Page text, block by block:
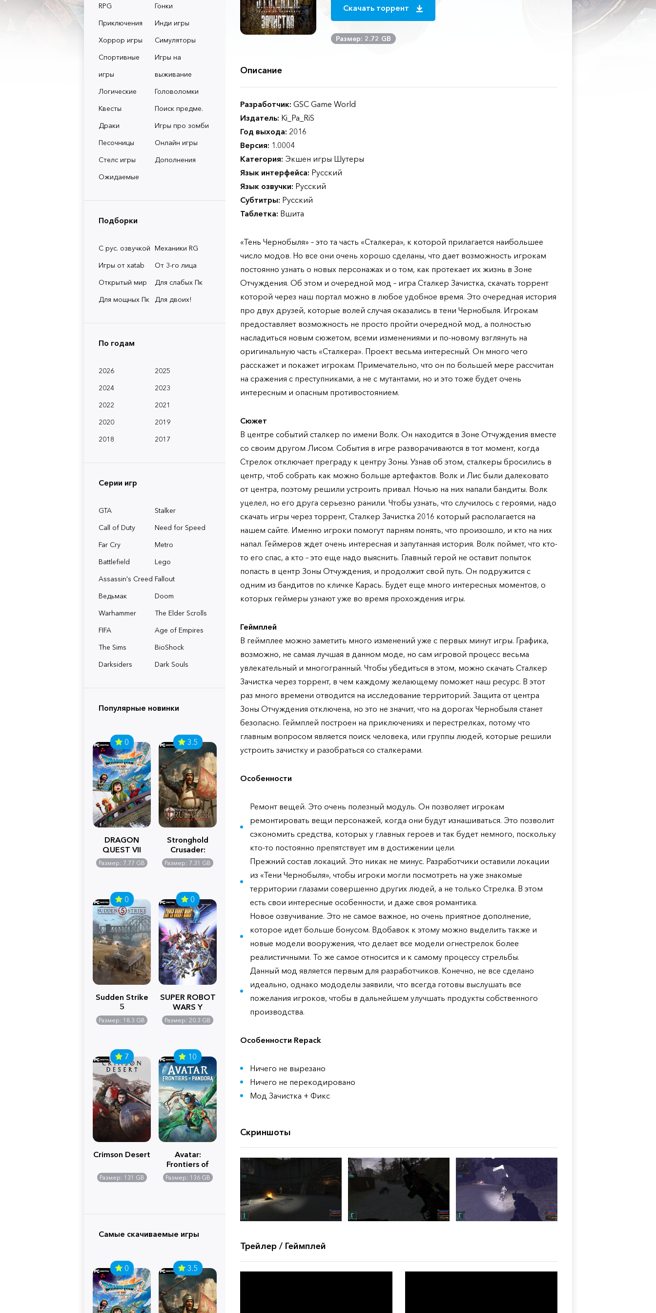
RPG
Гонки
Приключения
Инди игры
Хоррор игры
Симуляторы
Спортивные
игры
Игры на
выживание
Логические
Головоломки
Квесты
Поиск предме.
Драки
Игры про зомби
Песочницы
Онлайн игры
Стелс игры
Дополнения
Ожидаемые
Подборки
С рус. озвучкой Механики RG
Игры от xatab
От 3-го лица
Открытый мир
Для слабых Пк
Для мощных Пк
Для двоих!
По годам
2026
2025
2024
2023
2022
2021
2020
2019
2018
2017
Серии игр
GTA
Stalker
Call of Duty
Need for Speed
Far Cry
Metro
Battlefield
Lego
Assassin's Creed Fallout
Ведьмак
Doom
Warhammer
The Elder Scrolls
FIFA
Age of Empires
The Sims
BioShock
Darksiders
Dark Souls
Популярные новинки
0
DRAGON
QUEST VII
Reimagined
Размер: 7.77 GB
3.5
Stronghold
Crusader:
Definitive
Edition
Размер: 7.31 GB
0
Sudden Strike
5
Размер: 18.3 GB
0
SUPER ROBOT
WARS Y
Размер: 20.3 GB
7
Crimson Desert
Размер: 131 GB
10
Avatar:
Frontiers of
Pandora
Размер: 136 GB
Самые скачиваемые игры
0 3.5
Скачать торрент
Размер: 2.72 GB
Описание
Разработчик: GSC Game World
Издатель: Ki_Pa_RiS
Год выхода: 2016
Версия: 1.0004
Категория: Экшен игры Шутеры
Язык интерфейса: Русский
Язык озвучки: Русский
Субтитры: Русский
Таблетка: Вшита
«Тень Чернобыля» – это та часть «Сталкера», к которой прилагается наибольшее
число модов. Но все они очень хорошо сделаны, что дает возможность игрокам
постоянно узнать о новых персонажах и о том, как протекает их жизнь в Зоне
Отчуждения. Об этом и очередной мод – игра Сталкер Зачистка, скачать торрент
которой через наш портал можно в любое удобное время. Это очередная история
про двух друзей, которые волей случая оказались в тени Чернобыля. Игрокам
предоставляет возможность не просто пройти очередной мод, а полностью
насладиться новым сюжетом, всеми изменениями и по-новому взглянуть на
оригинальную часть «Сталкера». Проект весьма интересный. Он много чего
расскажет и покажет игрокам. Примечательно, что он по большей мере рассчитан
на сражения с преступниками, а не с мутантами, но и это тоже будет очень
интересным и опасным противостоянием.
Сюжет
В центре событий сталкер по имени Волк. Он находится в Зоне Отчуждения вместе
со своим другом Лисом. События в игре разворачиваются в тот момент, когда
Стрелок отключает преграду к центру Зоны. Узнав об этом, сталкеры бросились в
центр, чтоб собрать как можно больше артефактов. Волк и Лис были далековато
от центра, поэтому решили устроить привал. Ночью на них напали бандиты. Волк
уцелел, но его друга серьезно ранили. Чтобы узнать, что случилось с героями, надо
скачать игры через торрент, Сталкер Зачистка 2016 который располагается на
нашем сайте. Именно игроки помогут парням понять, что произошло, и кто на них
напал. Геймеров ждет очень интересная и запутанная история. Волк поймет, что кто-
то его спас, а кто – это еще надо выяснить. Главный герой не оставит попыток
попасть в центр Зоны Отчуждения, и продолжит свой путь. Он подружится с
одним из бандитов по кличке Карась. Будет еще много интересных моментов, о
которых геймеры узнают уже во время прохождения игры.
Геймплей
В геймплее можно заметить много изменений уже с первых минут игры. Графика,
возможно, не самая лучшая в данном моде, но сам игровой процесс весьма
увлекательный и многогранный. Чтобы убедиться в этом, можно скачать Сталкер
Зачистка через торрент, в чем каждому желающему поможет наш ресурс. В этот
раз много времени отводится на исследование территорий. Защита от центра
Зоны Отчуждения отключена, но это не значит, что на дорогах Чернобыля станет
безопасно. Геймплей построен на приключениях и перестрелках, потому что
главным вопросом является поиск человека, или группы людей, которые решили
устроить зачистку и разобраться со сталкерами.
Особенности
Ремонт вещей. Это очень полезный модуль. Он позволяет игрокам
ремонтировать вещи персонажей, когда они будут изнашиваться. Это позволит
сэкономить средства, которых у главных героев и так будет немного, поскольку
кто-то постоянно препятствует им в достижении цели.
Прежний состав локаций. Это никак не минус. Разработчики оставили локации
из «Тени Чернобыля», чтобы игроки могли посмотреть на уже знакомые
территории глазами совершенно других людей, а не только Стрелка. В этом
есть свои интересные особенности, и даже своя романтика.
Новое озвучивание. Это не самое важное, но очень приятное дополнение,
которое идет больше бонусом. Вдобавок к этому можно выделить также и
новые модели вооружения, что делает все модели огнестрелок более
реалистичными. То же самое относится и к самому процессу стрельбы.
Данный мод является первым для разработчиков. Конечно, не все сделано
идеально, однако мододелы заявили, что всегда готовы выслушать все
пожелания игроков, чтобы в дальнейшем улучшать продукты собственного
производства.
Особенности Repack
Ничего не вырезано
Ничего не перекодировано
Мод Зачистка + Фикс
Скриншоты
Трейлер / Геймплей